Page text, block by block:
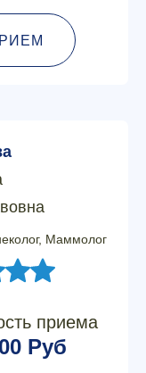
Маммолог
приема
Руб